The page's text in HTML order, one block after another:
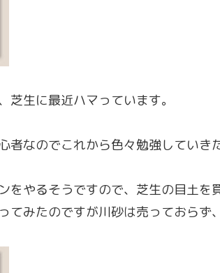
生に最近ハマっています。
なのでこれから色々勉強していき
やるそうですので、芝生の目土
みたのですが川砂は売っておらず